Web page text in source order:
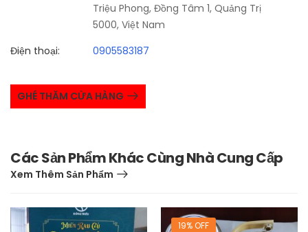
Triệu Phong, Đồng Tâm 1, Quảng Trị
5000, Việt Nam
Điện thoại:
0905583187
GHÉ THĂM CỬA HÀNG
Các Sản Phẩm Khác Cùng Nhà Cung Cấp
Xem Thêm Sản Phẩm
19% OFF